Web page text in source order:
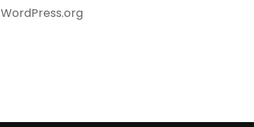
WordPress.org